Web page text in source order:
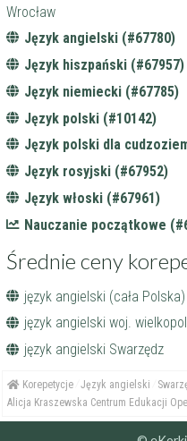
Wrocław
Język angielski (#67780)
Język hiszpański (#67957)
Język niemiecki (#67785)
Język polski (#10142)
Język polski dla
Język rosyjski (#67952)
Język włoski (#67961)
Nauczanie początkowe
Średnie ceny
język angielski (cała Polska)
język angielski woj.
język angielski Swarzędz
Korepetycje Język angielski
Alicja Kraszewska Centrum Edukacji